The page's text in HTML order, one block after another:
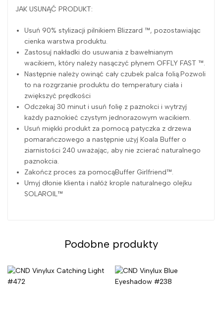
JAK USUNĄĆ PRODUKT:
Usuń 90% stylizacji pilnikiem Blizzard ™, pozostawiając
cienka warstwa produktu.
Zastosuj nakładki do usuwania z bawełnianym
wacikiem, który należy nasączyć płynem OFFLY FAST ™.
Następnie należy owinąć cały czubek palca folią.Pozwoli
to na rozgrzanie produktu do temperatury ciała i
zwiększyć prędkości
Odczekaj 30 minut i usuń folię z paznokci i wytrzyj
każdy paznokieć czystym jednorazowym wacikiem.
Usuń miękki produkt za pomocą patyczka z drzewa
pomarańczowego a następnie użyj Koala Buffer o
ziarnistości 240 uważając, aby nie zcierać naturalnego
paznokcia.
Zakończ proces za pomocąBuffer Girlfriend™.
Umyj dłonie klienta i nałóż krople naturalnego olejku
SOLAROIL™
Podobne produkty